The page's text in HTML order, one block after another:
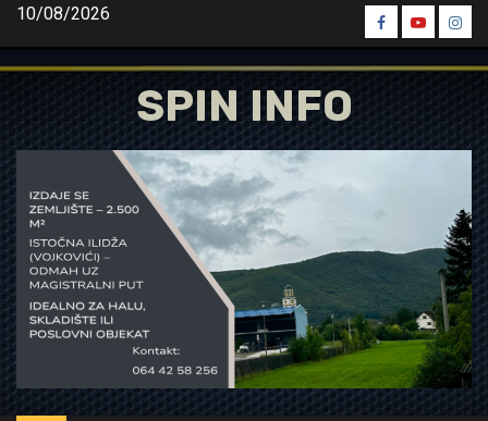
Skip
content
10/08/2026
Spin
Facebook
Spin
Youtube
Spin
SPIN INFO